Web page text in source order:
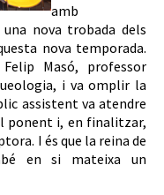
amb
una nova trobada dels
nova temporada.
Masó, professor
i va omplir la
assistent va atendre
ponent i, en finalitzar,
I és que la reina de
en si mateixa un